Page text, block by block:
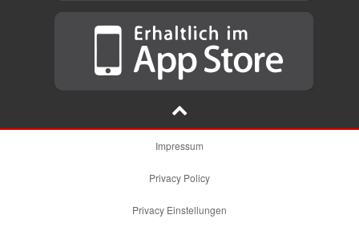
Impressum
Privacy Policy
Privacy Einstellungen